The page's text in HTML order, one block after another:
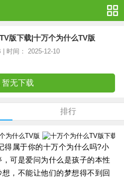
版下载|十万个为什么TV版
时间： 2025-12-10
暂无下载
排行
得属于你的十万个为什么吗?小
可是爱问为什么是孩子的本性
，不能让他们的梦想得不到回